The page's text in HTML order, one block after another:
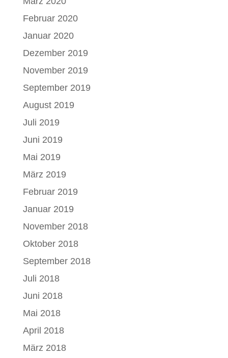
Februar 2020
Januar 2020
Dezember 2019
November 2019
September 2019
August 2019
Juli 2019
Juni 2019
Mai 2019
März 2019
Februar 2019
Januar 2019
November 2018
Oktober 2018
September 2018
Juli 2018
Juni 2018
Mai 2018
April 2018
März 2018